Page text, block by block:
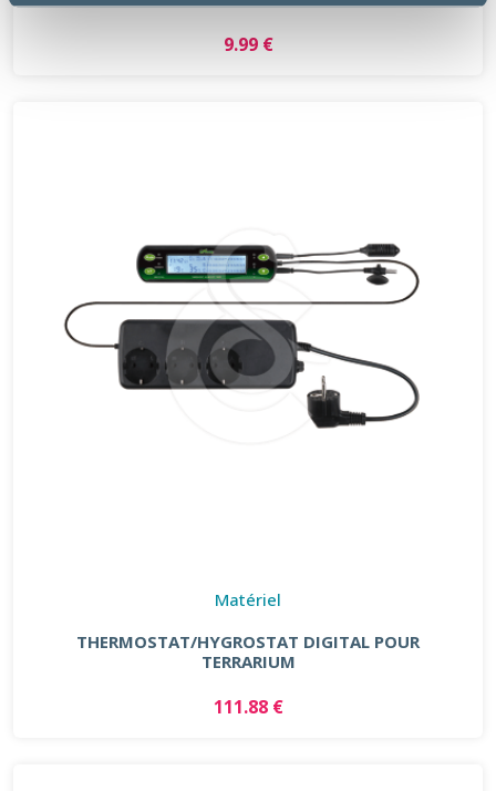
9.99 €
Matériel
THERMOSTAT/HYGROSTAT DIGITAL POUR
TERRARIUM
111.88 €